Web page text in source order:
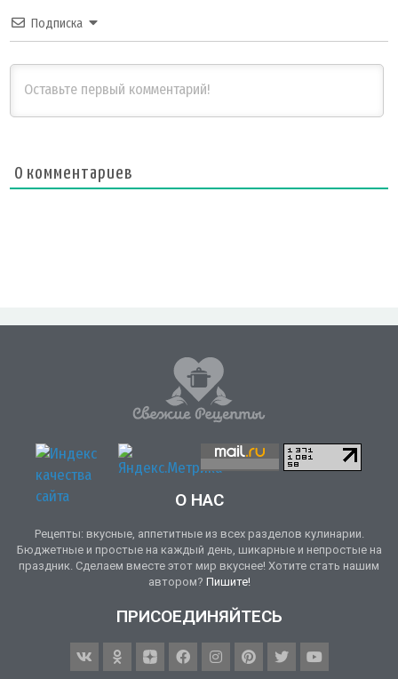
Подписка
0 комментариев
О НАС
Рецепты: вкусные, аппетитные из всех разделов кулинарии.
Бюджетные и простые на каждый день, шикарные и непростые на
праздник. Сделаем вместе этот мир вкуснее! Хотите стать нашим
автором? Пишите!
ПРИСОЕДИНЯЙТЕСЬ